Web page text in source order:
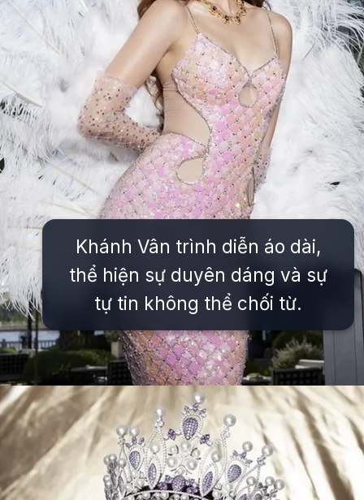
Khánh Vân trình diễn áo dài,
thể hiện sự duyên dáng và sự
tự tin không thể chối từ.
Đang mở https://issiloo.edu.vn/khanh-van